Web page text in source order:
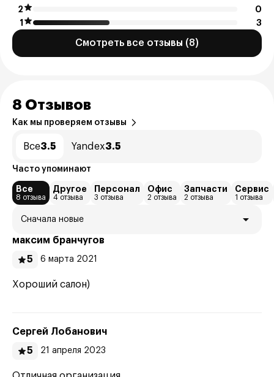
2
0
1
3
Смотреть все отзывы (8)
8 Отзывов
Как мы проверяем отзывы
Все3.5 Yandex3.5
Часто упоминают
Все
8 отзыва
Другое
4 отзыва
Персонал
3 отзыва
Офис
2 отзыва
Запчасти
2 отзыва
Сервис
1 отзыва
Сначала новые
максим бранчугов
5
6 марта 2021
Хороший салон)
Сергей Лобанович
5
21 апреля 2023